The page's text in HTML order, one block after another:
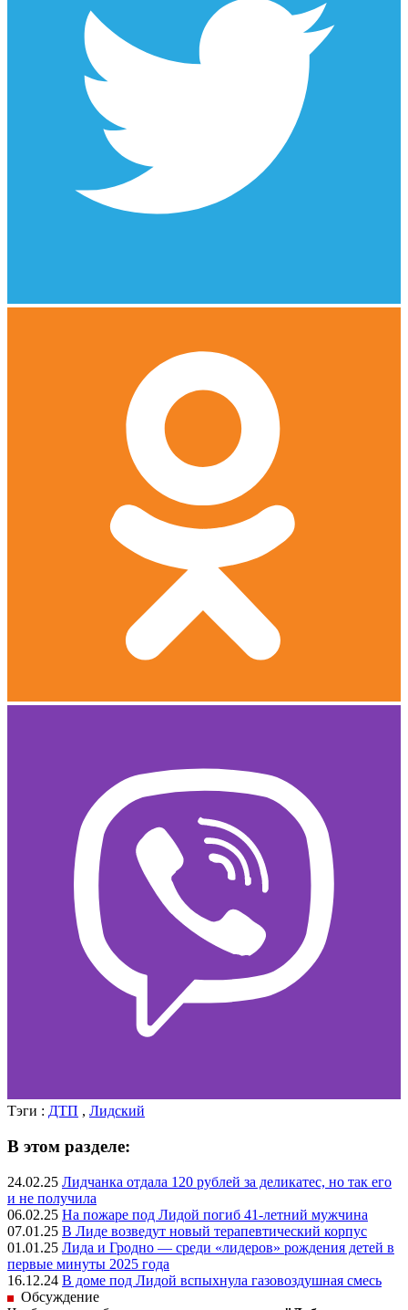
Тэги : ДТП , Лидский
В этом разделе:
24.02.25 Лидчанка отдала 120 рублей за деликатес, но так его
и не получила
06.02.25 На пожаре под Лидой погиб 41-летний мужчина
07.01.25 В Лиде возведут новый терапевтический корпус
01.01.25 Лида и Гродно — среди «лидеров» рождения детей в
первые минуты 2025 года
16.12.24 В доме под Лидой вспыхнула газовоздушная смесь
Обсуждение